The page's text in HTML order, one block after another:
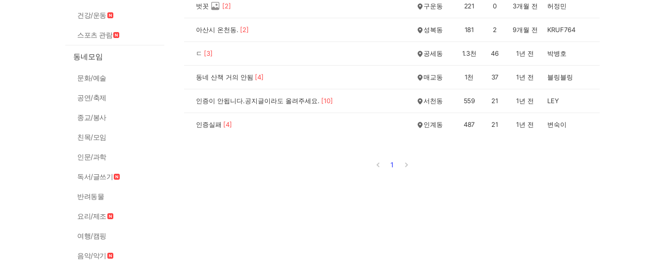
건강/운동
스포츠 관람
동네모임
문화/예술
공연/축제
종교/봉사
친목/모임
인문/과학
독서/글쓰기
반려동물
요리/제조
여행/캠핑
음악/악기
벗꼿 [2] 구운동 221 0 3개월 전 허정민
아산시 온천동. [2] 성복동 181 2 9개월 전 KRUF764
ㄷ [3] 공세동 1.3천 46 1년 전 박병호
동네 산책 거의 안됨 [4] 매교동 1천 37 1년 전 블링블링
인증이 안됩니다.공지글이라도 올려주세요. [10] 서천동 559 21 1년 전 LEY
인증실패 [4] 인계동 487 21 1년 전 변숙이
1